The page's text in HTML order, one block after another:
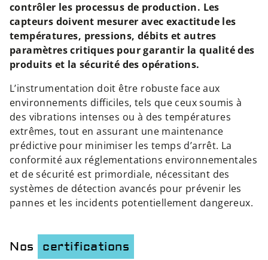
contrôler les processus de production. Les
capteurs doivent mesurer avec exactitude les
températures, pressions, débits et autres
paramètres critiques pour garantir la qualité des
produits et la sécurité des opérations.
L’instrumentation doit être robuste face aux
environnements difficiles, tels que ceux soumis à
des vibrations intenses ou à des températures
extrêmes, tout en assurant une maintenance
prédictive pour minimiser les temps d’arrêt. La
conformité aux réglementations environnementales
et de sécurité est primordiale, nécessitant des
systèmes de détection avancés pour prévenir les
pannes et les incidents potentiellement dangereux.
Nos certifications